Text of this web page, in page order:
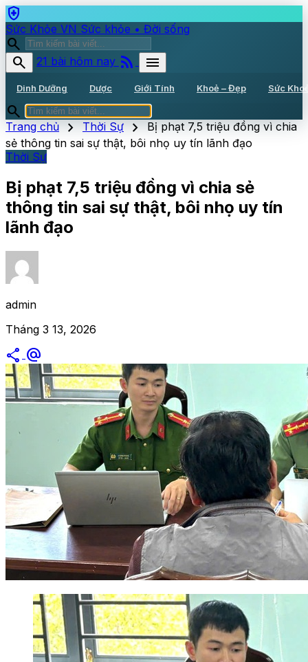
health_and_safety
Sức Khỏe VN Sức khỏe • Đời sống
search
search
21 bài hôm nay rss_feed menu
Dinh Dưỡng Dược Giới Tính Khoẻ – Đẹp Sức
search
Trang chủ chevron_right Thời Sự chevron_right Bị phạt 7,5 triệu đồng vì chia
sẻ thông tin sai sự thật, bôi nhọ uy tín lãnh đạo
Thời Sự
Bị phạt 7,5 triệu đồng vì chia sẻ
thông tin sai sự thật, bôi nhọ uy tín
lãnh đạo
admin
Tháng 3 13, 2026
share alternate_email